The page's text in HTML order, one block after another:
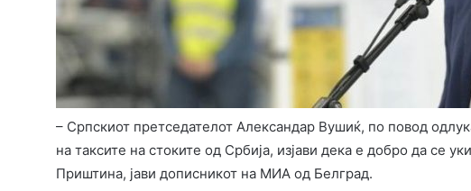
– Српскиот претседателот Александар Вушиќ, по повод
на таксите на стоките од Србија, изјави дека е добро да се
Приштина, јави дописникот на МИА од Белград.